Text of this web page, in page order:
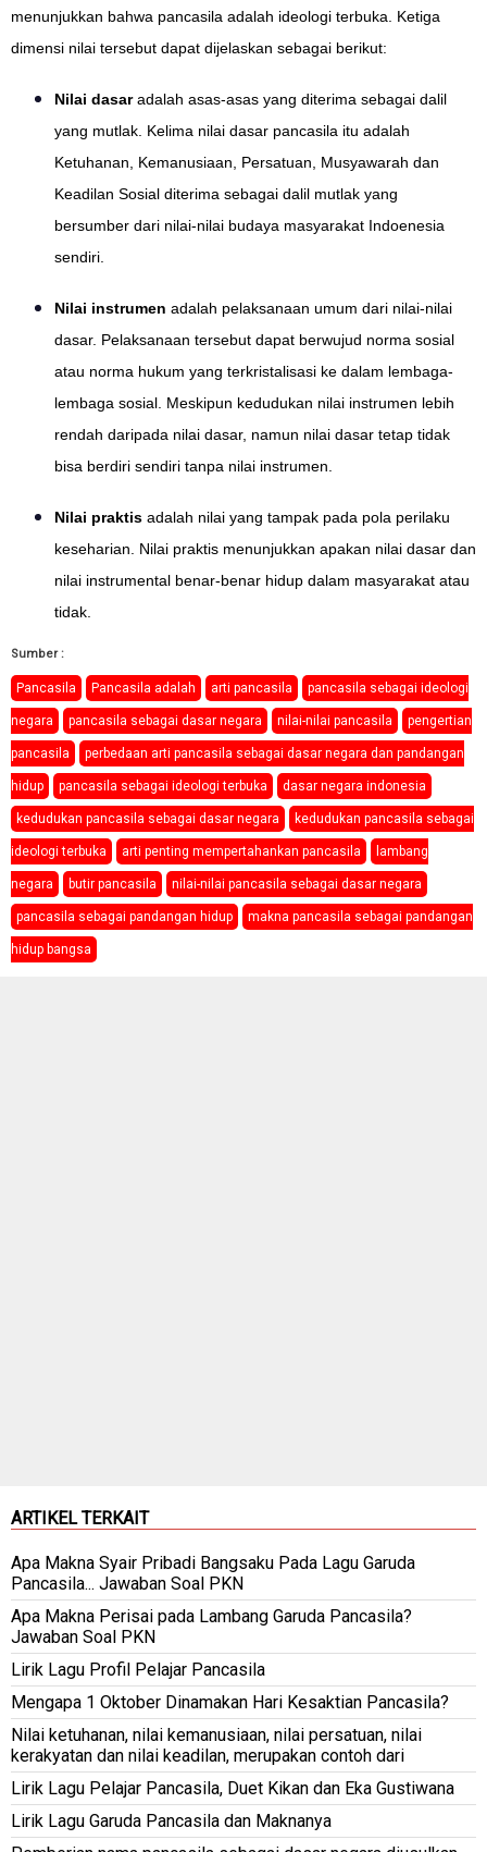
menunjukkan bahwa pancasila adalah ideologi terbuka. Ketiga
dimensi nilai tersebut dapat dijelaskan sebagai berikut:
Nilai dasaradalah asas-asas yang diterima sebagai dalil
yang mutlak. Kelima nilai dasar pancasila itu adalah
Ketuhanan, Kemanusiaan, Persatuan, Musyawarah dan
Keadilan Sosial diterima sebagai dalil mutlak yang
bersumber dari nilai-nilai budaya masyarakat Indoenesia
sendiri.
Nilai instrumen adalah pelaksanaan umum dari nilai-nilai
dasar. Pelaksanaan tersebut dapat berwujud norma sosial
atau norma hukum yang terkristalisasi ke dalam lembaga-
lembaga sosial. Meskipun kedudukan nilai instrumen lebih
rendah daripada nilai dasar, namun nilai dasar tetap tidak
bisa berdiri sendiri tanpa nilai instrumen.
Nilai praktis adalah nilai yang tampak pada pola perilaku
keseharian. Nilai praktis menunjukkan apakan nilai dasar dan
nilai instrumental benar-benar hidup dalam masyarakat atau
tidak.
Sumber :
Pancasila Pancasila adalah arti pancasila pancasila sebagai ideologi
negara pancasila sebagai dasar negara nilai-nilai pancasila pengertian
pancasila perbedaan arti pancasila sebagai dasar negara dan pandangan
hidup pancasila sebagai ideologi terbuka dasar negara indonesia
kedudukan pancasila sebagai dasar negara kedudukan pancasila sebagai
ideologi terbuka arti penting mempertahankan pancasila lambang
negara butir pancasila nilai-nilai pancasila sebagai dasar negara
pancasila sebagai pandangan hidup makna pancasila sebagai pandangan
hidup bangsa
ARTIKEL TERKAIT
Apa Makna Syair Pribadi Bangsaku Pada Lagu Garuda
Pancasila... Jawaban Soal PKN
Apa Makna Perisai pada Lambang Garuda Pancasila?
Jawaban Soal PKN
Lirik Lagu Profil Pelajar Pancasila
Mengapa 1 Oktober Dinamakan Hari Kesaktian Pancasila?
Nilai ketuhanan, nilai kemanusiaan, nilai persatuan, nilai
kerakyatan dan nilai keadilan, merupakan contoh dari
Lirik Lagu Pelajar Pancasila, Duet Kikan dan Eka Gustiwana
Lirik Lagu Garuda Pancasila dan Maknanya